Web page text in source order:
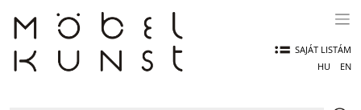
content
SAJÁT LISTÁM
HU
EN